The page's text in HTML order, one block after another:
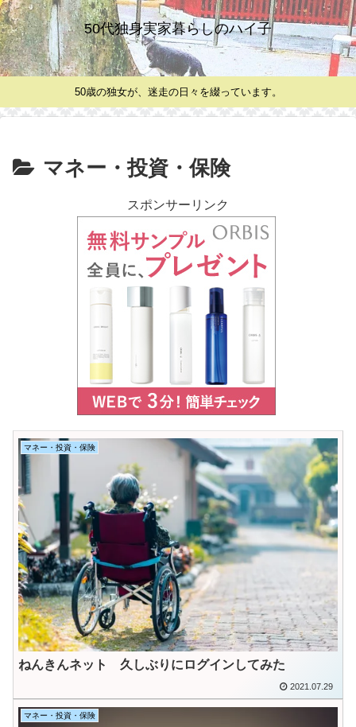
50代独身実家暮らしのハイ子
50歳の独女が、迷走の日々を綴っています。
マネー・投資・保険
スポンサーリンク
マネー・投資・保険
ねんきんネット 久しぶりにログインしてみた
2021.07.29
マネー・投資・保険